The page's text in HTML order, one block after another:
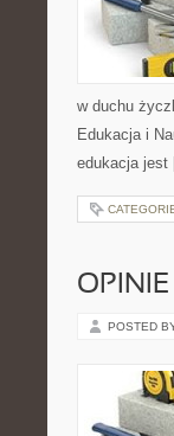
w duchu
Edukacja i
edukacja
POSTED